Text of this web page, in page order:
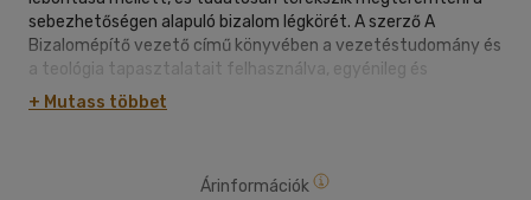
sebezhetőségen alapuló bizalom légkörét. A szerző A
Bizalomépítő vezető című könyvében a vezetéstudomány és
a teológia tapasztalatait felhasználva, egyénileg és
csoportosan is feldolgozható kérdésekkel segíti ezt a
folyamatot. "Ha nincs, aki a helyes irányba tartó úton
a feje tetejére állt világot is. Értékvesztett korunkban a
+ Mutass többet
Árinformációk